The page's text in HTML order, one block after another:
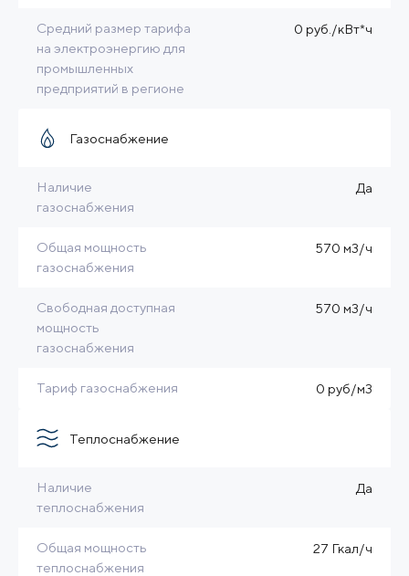
Средний размер тарифа
на электроэнергию для
промышленных
предприятий в регионе
0 руб./кВт*ч
Газоснабжение
Наличие
газоснабжения
Да
Общая мощность
газоснабжения
570 м3/ч
Свободная доступная
мощность
газоснабжения
570 м3/ч
Тариф газоснабжения 0 руб/м3
Теплоснабжение
Наличие
теплоснабжения
Да
Общая мощность
теплоснабжения
27 Гкал/ч